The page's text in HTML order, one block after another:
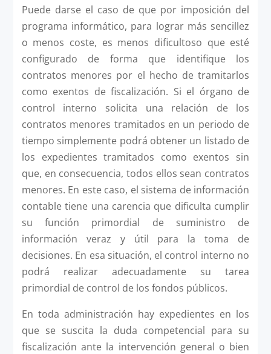
Puede darse el caso de que por imposición del
programa informático, para lograr más sencillez
o menos coste, es menos dificultoso que esté
configurado de forma que identifique los
contratos menores por el hecho de tramitarlos
como exentos de fiscalización. Si el órgano de
control interno solicita una relación de los
contratos menores tramitados en un periodo de
tiempo simplemente podrá obtener un listado de
los expedientes tramitados como exentos sin
que, en consecuencia, todos ellos sean contratos
menores. En este caso, el sistema de información
contable tiene una carencia que dificulta cumplir
su función primordial de suministro de
información veraz y útil para la toma de
decisiones. En esa situación, el control interno no
podrá realizar adecuadamente su tarea
primordial de control de los fondos públicos.
En toda administración hay expedientes en los
que se suscita la duda competencial para su
fiscalización ante la intervención general o bien